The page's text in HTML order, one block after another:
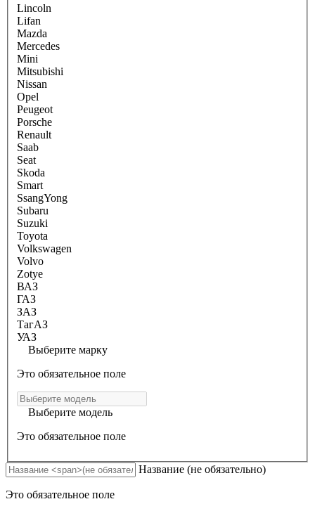
Lincoln
Lifan
Mazda
Mercedes
Mini
Mitsubishi
Nissan
Opel
Peugeot
Porsche
Renault
Saab
Seat
Skoda
Smart
SsangYong
Subaru
Suzuki
Toyota
Volkswagen
Volvo
Zotye
ВАЗ
ГАЗ
ЗАЗ
ТагАЗ
УАЗ
Выберите марку
Это обязательное поле
Выберите модель
Это обязательное поле
Название (не обязательно)
Это обязательное поле